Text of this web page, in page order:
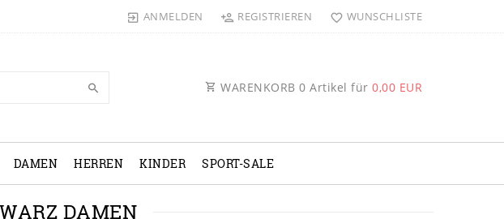
ANMELDEN REGISTRIEREN WUNSCHLISTE
WARENKORB 0 Artikel für 0,00 EUR
DAMEN HERREN KINDER SPORT-SALE
DAMEN